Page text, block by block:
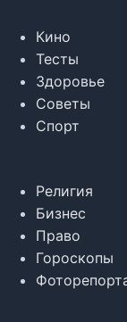
Кино
Тесты
Здоровье
Советы
Спорт
Религия
Бизнес
Право
Гороскопы